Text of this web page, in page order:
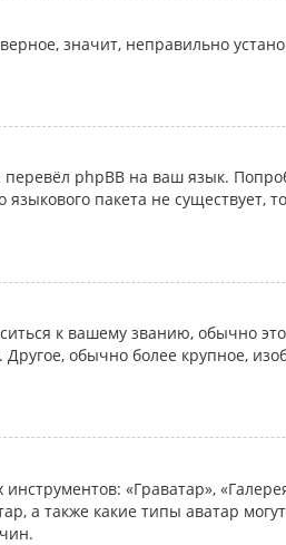
значит, неправильно
phpBB на ваш язык.
пакета не существует,
к вашему званию, обычно
обычно более крупное,
«Граватар»,
а также какие типы аватар